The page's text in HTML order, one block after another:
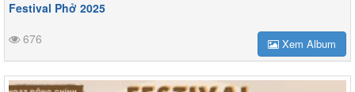
Festival Phở 2025
676
Xem Album